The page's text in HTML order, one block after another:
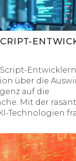
PHP zu treffen.
Ihre Karriere
sein, die Sie
über die
auf die
Mit der
Technologien
machen